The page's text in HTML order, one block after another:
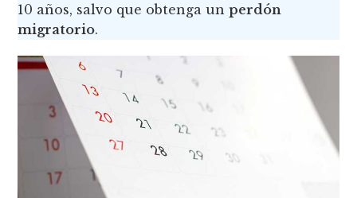
10 años, salvo que obtenga unperdón
migratorio.